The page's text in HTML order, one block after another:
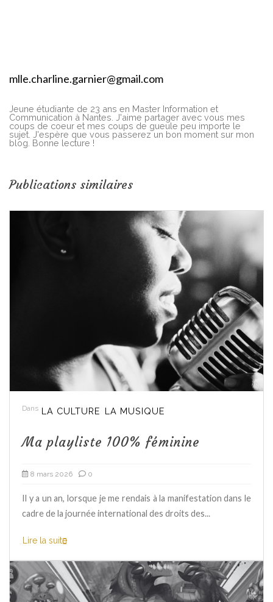
mlle.charline.garnier@gmail.com
Jeune étudiante de 23 ans en Master Information et
Communication à Nantes. J'aime partager avec vous mes
coups de coeur et mes coups de gueule peu importe le
sujet. J'espère que vous passerez un bon moment sur mon
blog. Bonne lecture !
Publications similaires
Dans LA CULTURE LA MUSIQUE
Ma playliste 100% féminine
8 mars 2026 0
Il y a un an, lorsque je me rendais à la manifestation dans le
cadre de la journée international des droits des...
Lire la suite